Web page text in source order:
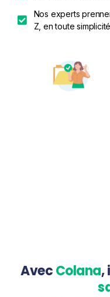
Nos experts
Z, en toute
AvecColana,